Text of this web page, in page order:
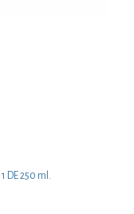
1 DE 250 ml.